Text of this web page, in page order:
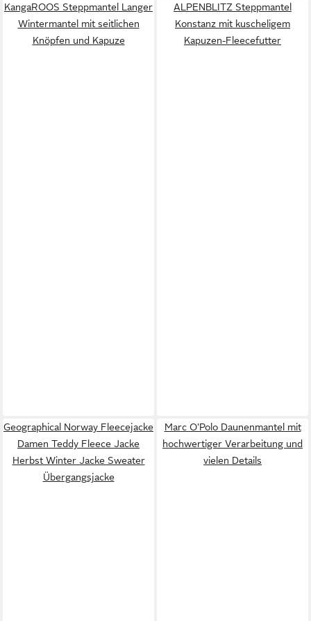
KangaROOS Steppmantel Langer
Wintermantel mit seitlichen
Knöpfen und Kapuze
ALPENBLITZ Steppmantel
Konstanz mit kuscheligem
Kapuzen-Fleecefutter
Geographical Norway Fleecejacke
Damen Teddy Fleece Jacke
Herbst Winter Jacke Sweater
Übergangsjacke
Marc O'Polo Daunenmantel mit
hochwertiger Verarbeitung und
vielen Details